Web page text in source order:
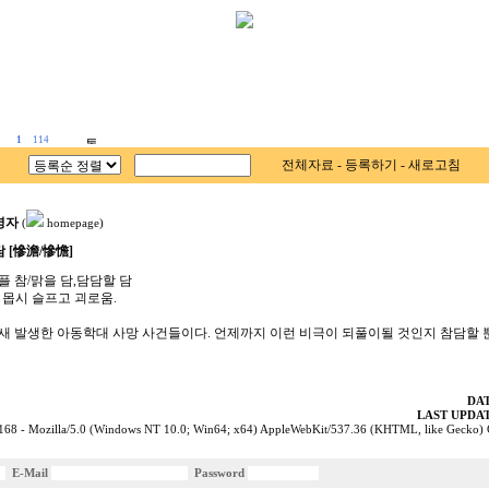
1 114
전체자료 - 등록하기 - 새로고침
자 ( homepage)
[慘澹/慘憺]
참/맑을 담,담담할 담
시 슬프고 괴로움.
발생한 아동학대 사망 사건들이다. 언제까지 이런 비극이 되풀이될 것인지 참담할
LAST
- Mozilla/5.0 (Windows NT 10.0; Win64; x64) AppleWebKit/537.36 (KHTML, like Gecko)
E-Mail Password